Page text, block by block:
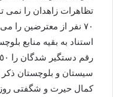
٧٠ نفر از معترضین را
استناد به بقیه منابع
سیستان و بلوچستان ذکر
کمال حیرت و شگفتی